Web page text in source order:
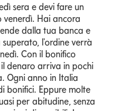
sera e devi fare un
Hai ancora
dalla tua banca e
l'ordine verrà
Con il bonifico
denaro arriva in pochi
Ogni anno in Italia
bonifici. Eppure molte
per abitudine, senza